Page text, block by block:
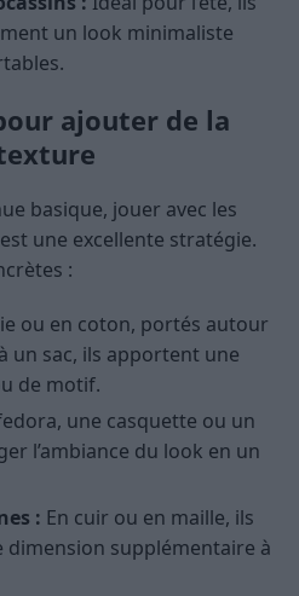
un look minimaliste
ajouter de la
basique, jouer avec les
une excellente stratégie.
:
ou en coton, portés autour
un sac, ils apportent une
de motif.
une casquette ou un
l’ambiance du look en un
: En cuir ou en maille, ils
supplémentaire à